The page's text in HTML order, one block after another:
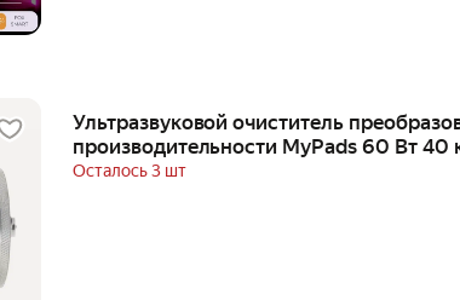
Ультразвуковой очиститель
производительности MyPads 60 Вт 40
Осталось 3 шт